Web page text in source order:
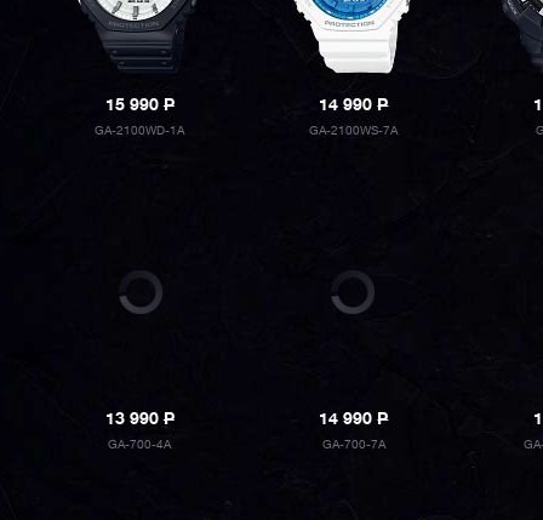
15 990P
GA-2100WD-1A
14 990P
GA-2100WS-7A
13 990P
GA-700-4A
14 990P
GA-700-7A